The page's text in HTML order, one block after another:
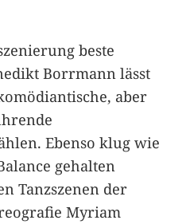
beste
Borrmann lässt
aber
Ebenso klug wie
gehalten
Tanzszenen der
Myriam